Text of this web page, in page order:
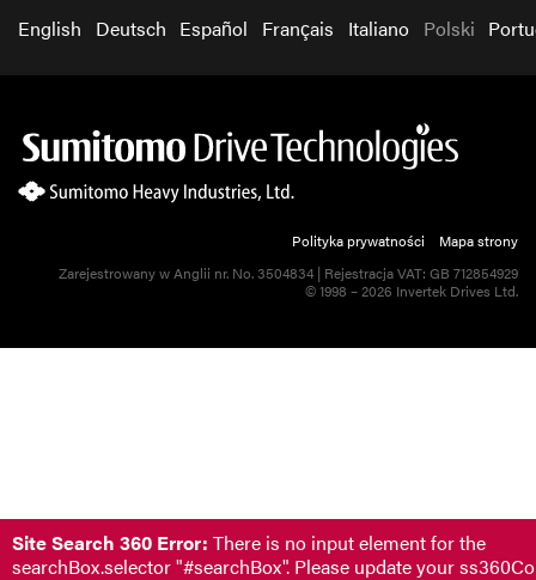
English Deutsch Español Français Italiano Polski
Polityka prywatności
Mapa strony
Zarejestrowany w Anglii nr. No. 3504834 | Rejestracja VAT: GB 712854929
© 1998 – 2026 Invertek Drives Ltd.
Site Search 360 Error: There is no input element for the
searchBox.selector "#searchBox". Please update your